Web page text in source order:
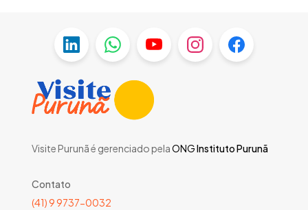
Visite Purunã é gerenciado pelaONGInstituto Purunã
Contato
(41) 9 9737-0032